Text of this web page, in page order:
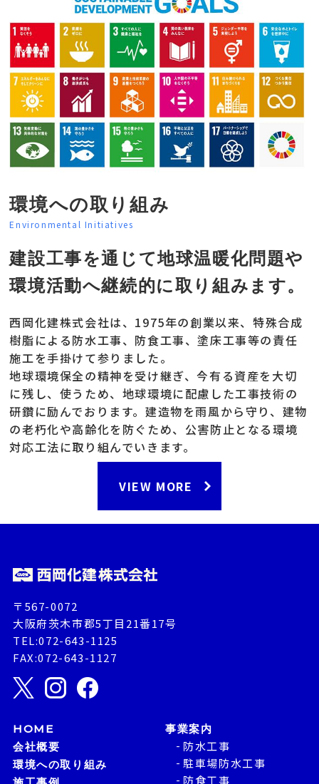
環境への取り組み
Environmental Initiatives
建設工事を通じて地球温暖化問題や
環境活動へ継続的に取り組みます。
西岡化建株式会社は、1975年の創業以来、特殊合成
樹脂による防水工事、防食工事、塗床工事等の責任
施工を手掛けて参りました。
地球環境保全の精神を受け継ぎ、今有る資産を大切
に残し、使うため、地球環境に配慮した工事技術の
研鑽に励んでおります。建造物を雨風から守り、建物
の老朽化や高齢化を防ぐため、公害防止となる環境
対応工法に取り組んでいきます。
VIEW MORE
〒567-0072
大阪府茨木市郡5丁目21番17号
TEL:072-643-1125
FAX:072-643-1127
HOME
会社概要
環境への取り組み
事業案内
防水工事
駐車場防水工事
防食工事